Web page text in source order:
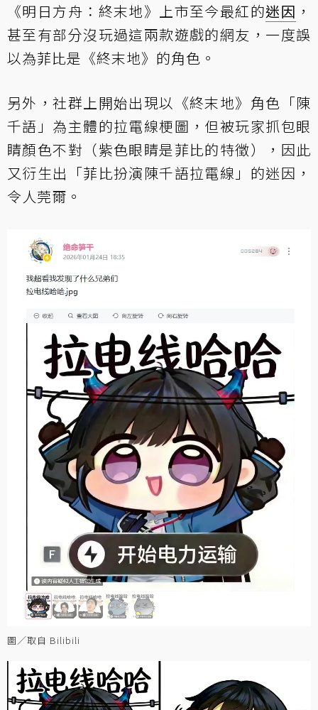
《明日方舟：終末地》上市至今最紅的迷因 ，
甚至有部分沒玩過這兩款遊戲的網友，一度誤
以為菲比是《終末地》的角色。
另外，社群上開始出現以《終末地》角色「陳
千語」為主體的拉電線梗圖，但被玩家抓包眼
睛顏色不對（紫色眼睛是菲比的特徵），因此
又衍生出「菲比扮演陳千語拉電線」的迷因，
令人莞爾。
圖／取自 Bilibili